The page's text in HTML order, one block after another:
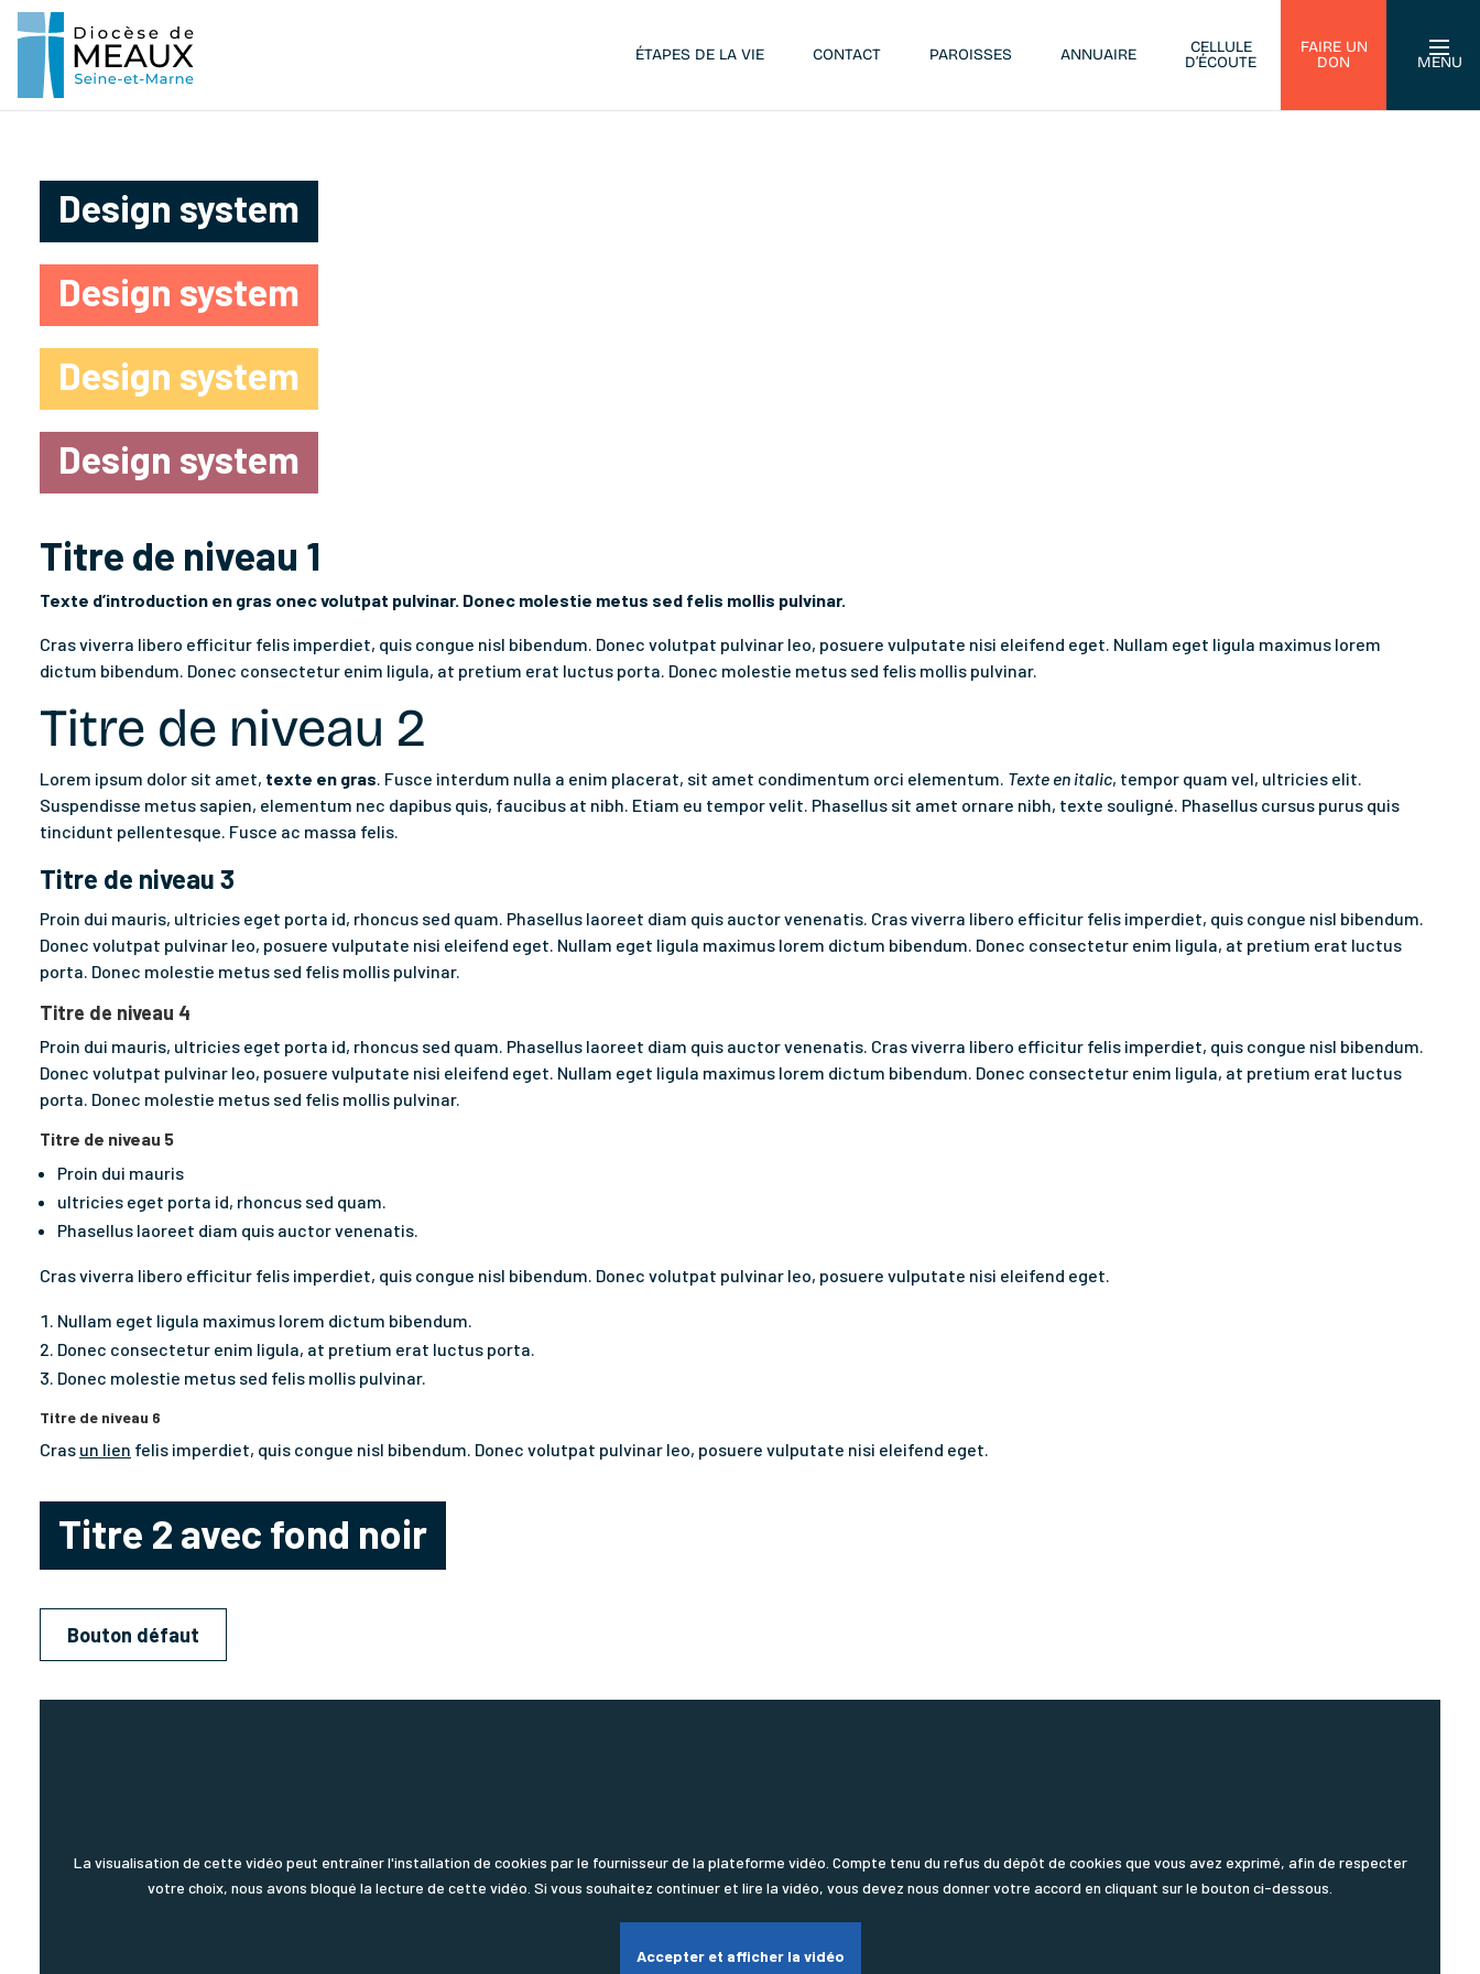
ÉTAPES DE LA VIE CONTACT PAROISSES ANNUAIRE
CELLULE
D’ÉCOUTE
FAIRE UN
DON
MENU
Design system
Design system
Design system
Design system
Titre de niveau 1
Texte d’introduction en gras onec volutpat pulvinar. Donec molestie metus sed felis mollis pulvinar.
Cras viverra libero efficitur felis imperdiet, quis congue nisl bibendum. Donec volutpat pulvinar leo, posuere vulputate nisi eleifend eget. Nullam eget ligula maximus lorem
dictum bibendum. Donec consectetur enim ligula, at pretium erat luctus porta. Donec molestie metus sed felis mollis pulvinar.
Titre de niveau 2
Lorem ipsum dolor sit amet, texte en gras . Fusce interdum nulla a enim placerat, sit amet condimentum orci elementum. Texte en italic, tempor quam vel, ultricies elit.
Suspendisse metus sapien, elementum nec dapibus quis, faucibus at nibh. Etiam eu tempor velit. Phasellus sit amet ornare nibh, texte souligné. Phasellus cursus purus quis
tincidunt pellentesque. Fusce ac massa felis.
Titre de niveau 3
Proin dui mauris, ultricies eget porta id, rhoncus sed quam. Phasellus laoreet diam quis auctor venenatis. Cras viverra libero efficitur felis imperdiet, quis congue nisl bibendum.
Donec volutpat pulvinar leo, posuere vulputate nisi eleifend eget. Nullam eget ligula maximus lorem dictum bibendum. Donec consectetur enim ligula, at pretium erat luctus
porta. Donec molestie metus sed felis mollis pulvinar.
Titre de niveau 4
Proin dui mauris, ultricies eget porta id, rhoncus sed quam. Phasellus laoreet diam quis auctor venenatis. Cras viverra libero efficitur felis imperdiet, quis congue nisl bibendum.
Donec volutpat pulvinar leo, posuere vulputate nisi eleifend eget. Nullam eget ligula maximus lorem dictum bibendum. Donec consectetur enim ligula, at pretium erat luctus
porta. Donec molestie metus sed felis mollis pulvinar.
Titre de niveau 5
Proin dui mauris
ultricies eget porta id, rhoncus sed quam.
Phasellus laoreet diam quis auctor venenatis.
Cras viverra libero efficitur felis imperdiet, quis congue nisl bibendum. Donec volutpat pulvinar leo, posuere vulputate nisi eleifend eget.
Nullam eget ligula maximus lorem dictum bibendum.
Donec consectetur enim ligula, at pretium erat luctus porta.
Donec molestie metus sed felis mollis pulvinar.
Titre de niveau 6
Cras un lien felis imperdiet, quis congue nisl bibendum. Donec volutpat pulvinar leo, posuere vulputate nisi eleifend eget.
Titre 2 avec fond noir
Bouton défaut
La visualisation de cette vidéo peut entraîner l'installation de cookies par le fournisseur de la plateforme vidéo. Compte tenu du refus du dépôt de cookies que vous avez exprimé, afin de respecter
votre choix, nous avons bloqué la lecture de cette vidéo. Si vous souhaitez continuer et lire la vidéo, vous devez nous donner votre accord en cliquant sur le bouton ci-dessous.
Accepter et afficher la vidéo